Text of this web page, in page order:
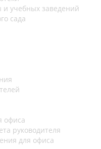
учебных заведений
сада
офиса
руководителя
для офиса